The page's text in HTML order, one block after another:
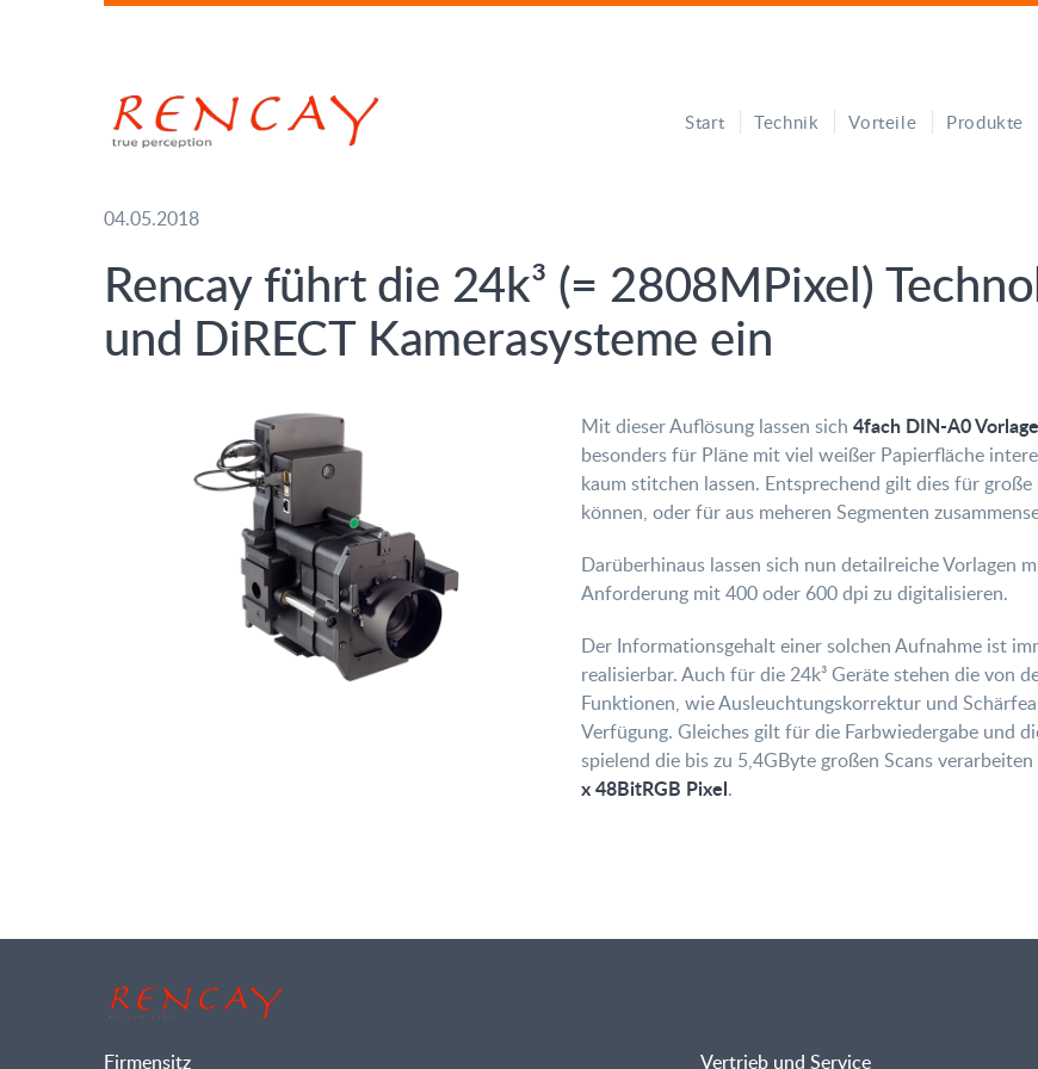
Start Technik Vorteile Produkte
04.05.2018
Rencay führt die 24k³ (= 2808MPixel)
und DiRECT Kamerasysteme ein
Mit dieser Auflösung lassen sich 4fach DIN-A0
besonders für Pläne mit viel weißer Papierfläche
kaum stitchen lassen. Entsprechend gilt dies für
können, oder für aus meheren Segmenten
Darüberhinaus lassen sich nun detailreiche Vorlagen
Anforderung mit 400 oder 600 dpi zu digitalisieren.
Der Informationsgehalt einer solchen Aufnahme ist
realisierbar. Auch für die 24k³ Geräte stehen die von
Funktionen, wie Ausleuchtungskorrektur und
Verfügung. Gleiches gilt für die Farbwiedergabe und
spielend die bis zu 5,4GByte großen Scans
x 48BitRGB Pixel.
Firmensitz Vertrieb und Service